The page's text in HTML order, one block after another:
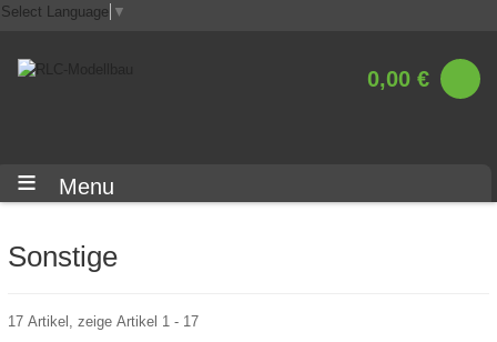
Select Language ▼
0,00 €
Menu
Sonstige
17 Artikel, zeige Artikel 1 - 17